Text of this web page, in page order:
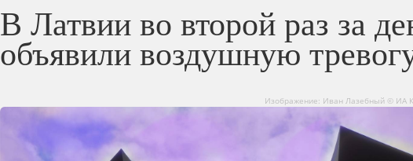
В Латвии во второй раз за
объявили воздушную
Изображение: Иван Лазебный © ИА